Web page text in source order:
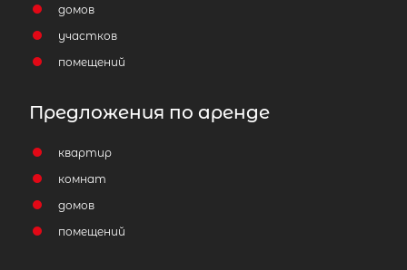
городское поселение, посёлок
Возрождение, 24
Площадь Ленина Выборгский ЛО
Площадь кухни
Жилая площадь
домов
участков
помещений
Предложения по аренде
квартир
комнат
домов
помещений